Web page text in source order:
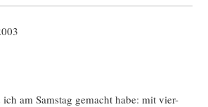
am Sams­tag gemacht habe: mit vier-